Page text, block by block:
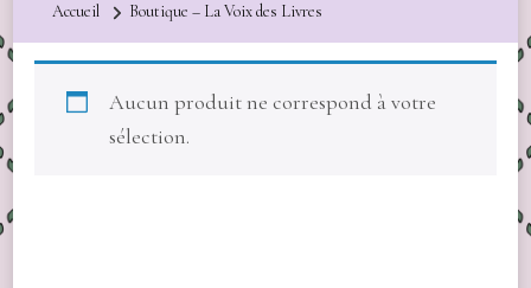
Accueil Boutique – La Voix des Livres
Aucun produit ne correspond à votre
sélection.